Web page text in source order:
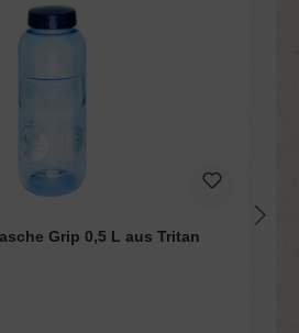
Grip 0,5 L aus Tritan